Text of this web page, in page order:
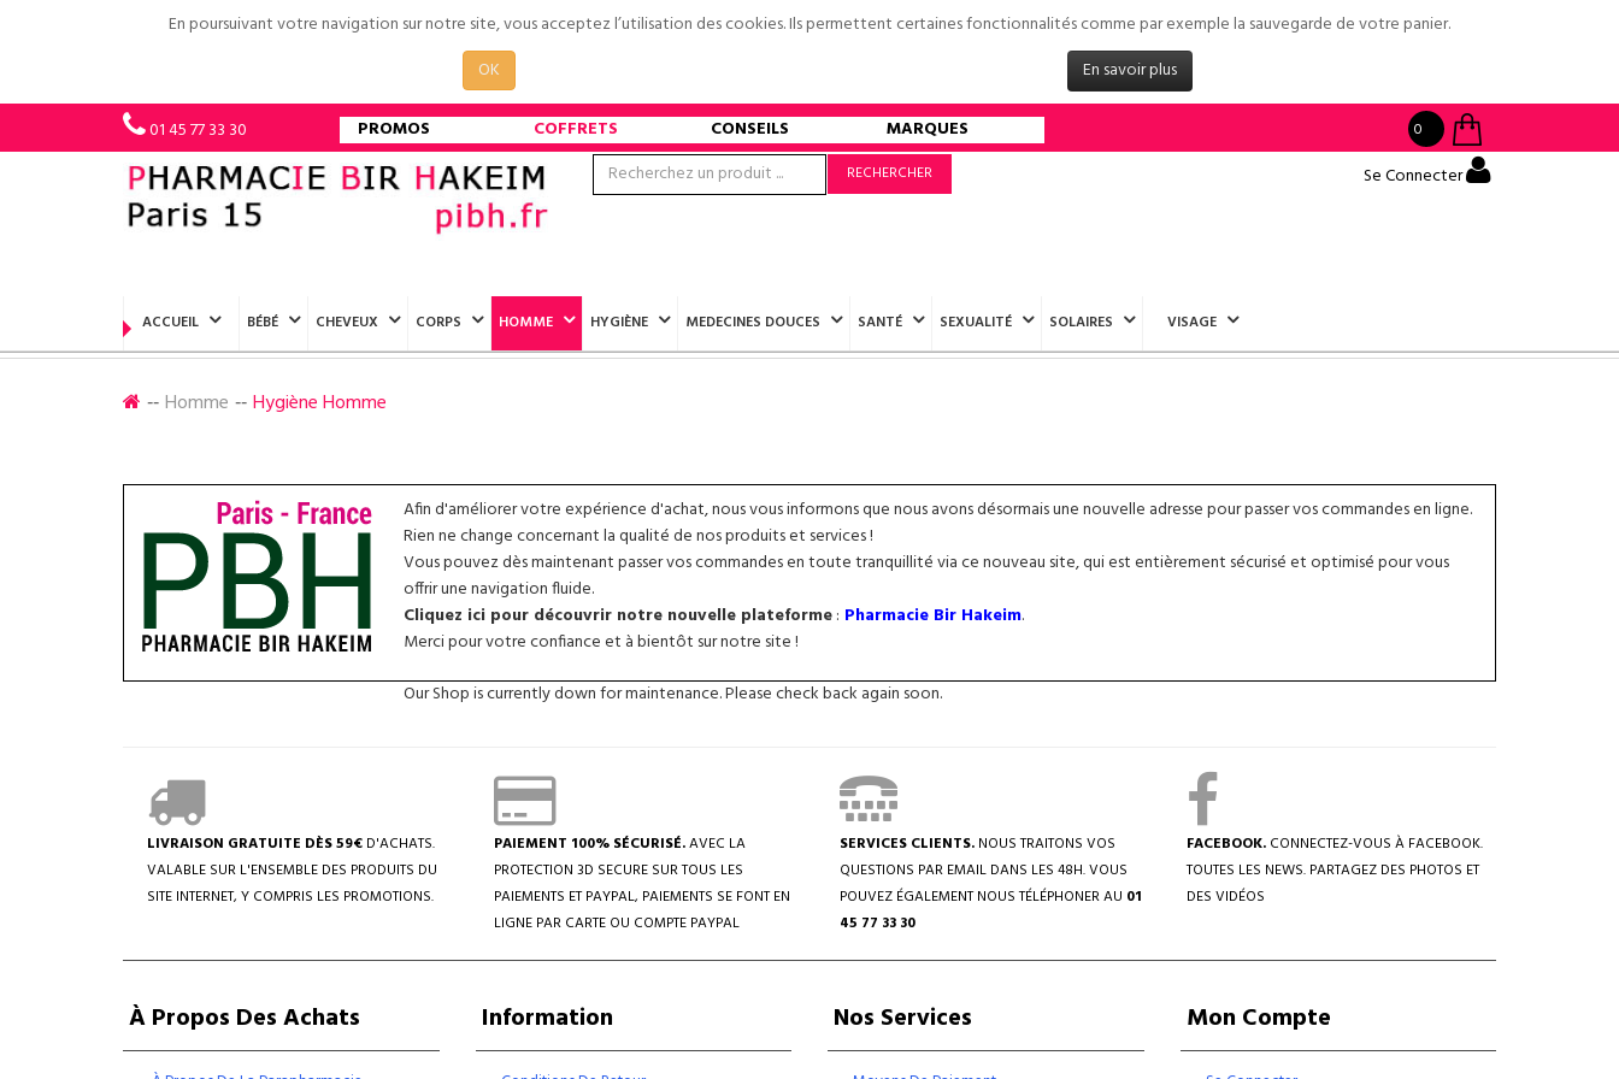
En poursuivant votre navigation sur notre site, vous acceptez l’utilisation des cookies. Ils permettent certaines fonctionnalités comme par exemple la sauvegarde de votre panier.
OK
En savoir plus
01 45 77 33 30 PROMOS COFFRETS CONSEILS MARQUES
0
RECHERCHER
Se Connecter
ACCUEIL BÉBÉ CHEVEUX CORPS HOMME HYGIÈNE MEDECINES DOUCES SANTÉ SEXUALITÉ SOLAIRES VISAGE
Homme Hygiène Homme
Afin d'améliorer votre expérience d'achat, nous vous informons que nous avons désormais une nouvelle adresse pour passer vos commandes en ligne.
Rien ne change concernant la qualité de nos produits et services !
Vous pouvez dès maintenant passer vos commandes en toute tranquillité via ce nouveau site, qui est entièrement sécurisé et optimisé pour vous
offrir une navigation fluide.
Cliquez ici pour découvrir notre nouvelle plateforme: Pharmacie Bir Hakeim.
Merci pour votre confiance et à bientôt sur notre site !
Our Shop is currently down for maintenance. Please check back again soon.
LIVRAISON GRATUITE DÈS 59€ D'ACHATS.
VALABLE SUR L'ENSEMBLE DES PRODUITS DU
SITE INTERNET, Y COMPRIS LES PROMOTIONS.
PAIEMENT 100% SÉCURISÉ.AVEC LA
PROTECTION 3D SECURE SUR TOUS LES
PAIEMENTS ET PAYPAL, PAIEMENTS SE FONT EN
LIGNE PAR CARTE OU COMPTE PAYPAL
SERVICES CLIENTS. NOUS TRAITONS VOS
QUESTIONS PAR EMAIL DANS LES 48H. VOUS
POUVEZ ÉGALEMENT NOUS TÉLÉPHONER AU 01
45 77 33 30
FACEBOOK.CONNECTEZ-VOUS À FACEBOOK.
TOUTES LES NEWS. PARTAGEZ DES PHOTOS ET
DES VIDÉOS
À Propos Des Achats Information Nos Services Mon Compte